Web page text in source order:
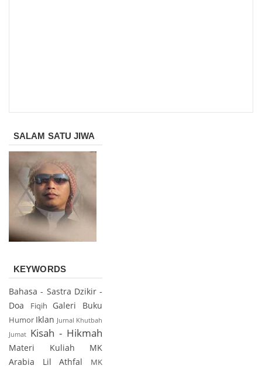
SALAM SATU JIWA
KEYWORDS
Bahasa - Sastra Dzikir -
Doa
Fiqih Galeri Buku
Humor Iklan Jurnal Khutbah
Jumat Kisah - Hikmah
Materi Kuliah
MK
Arabia Lil Athfal
MK